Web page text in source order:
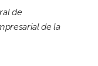
de
de la